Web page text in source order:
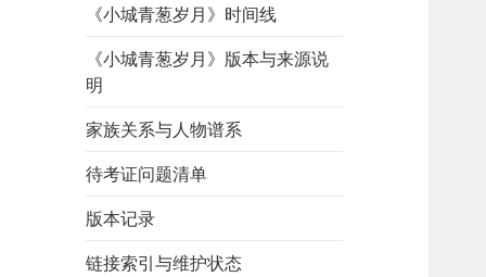
《小城青葱岁月》时间线
《小城青葱岁月》版本与来源说
明
家族关系与人物谱系
待考证问题清单
版本记录
链接索引与维护状态